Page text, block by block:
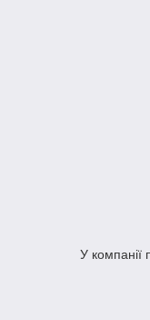
У компанії